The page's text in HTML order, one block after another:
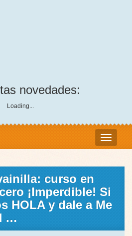
novedades:
Loading...
curso en
¡Imperdible! Si
HOLA y dale a Me
…